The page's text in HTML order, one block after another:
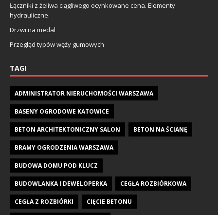
Łączniki z żeliwa ciągliwego ocynkowane cena. Elementy
hydrauliczne.
Drzwi na medal
Przegląd typów węży gumowych
TAGI
ADMINISTRATOR NIERUCHOMOŚCI WARSZAWA
BASENY OGRODOWE KATOWICE
BETON ARCHITEKTONICZNY SALON BETON NA ŚCIANĘ
BRAMY OGRODZENIA WARSZAWA
BUDOWA DOMU POD KLUCZ
BUDOWLANKA I DEWELOPERKA CEGŁA ROZBIÓRKOWA
CEGŁA Z ROZBIÓRKI CIĘCIE BETONU